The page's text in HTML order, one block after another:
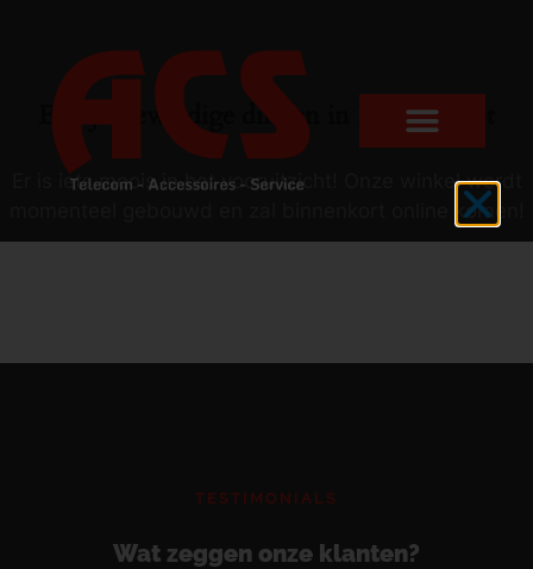
Er zijn geweldige dingen in het verschiet
Er is iets moois in het vooruitzicht! Onze winkel wordt
momenteel gebouwd en zal binnenkort online komen!
TESTIMONIALS
Wat zeggen onze klanten?